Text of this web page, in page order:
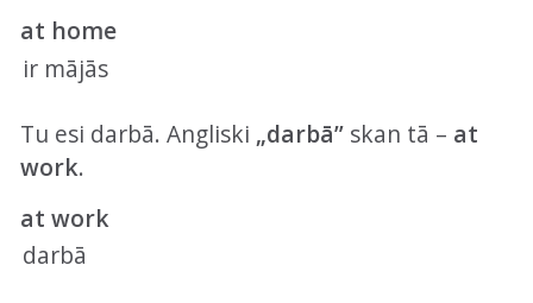
at home
ir mājās
Tu esi darbā. Angliski „darbā”skan tā – at
work.
at work
darbā